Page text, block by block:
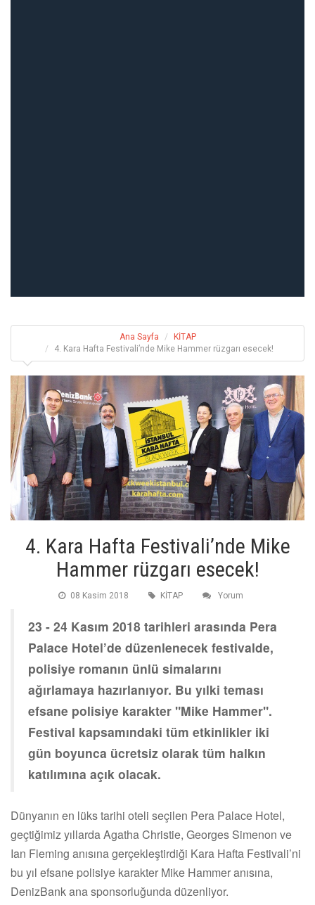
Ana Sayfa
KİTAP
4. Kara Hafta Festivali’nde Mike Hammer rüzgarı esecek!
4. Kara Hafta Festivali’nde Mike
Hammer rüzgarı esecek!
08 Kasim 2018 KİTAP Yorum
23 - 24 Kasım 2018 tarihleri arasında Pera
Palace Hotel’de düzenlenecek festivalde,
polisiye romanın ünlü simalarını
ağırlamaya hazırlanıyor. Bu yılki teması
efsane polisiye karakter "Mike Hammer".
Festival kapsamındaki tüm etkinlikler iki
gün boyunca ücretsiz olarak tüm halkın
katılımına açık olacak.
Dünyanın en lüks tarihi oteli seçilen Pera Palace Hotel,
geçtiğimiz yıllarda Agatha Christie, Georges Simenon ve
Ian Fleming anısına gerçekleştirdiği Kara Hafta Festivali’ni
bu yıl efsane polisiye karakter Mike Hammer anısına,
DenizBank ana sponsorluğunda düzenliyor.